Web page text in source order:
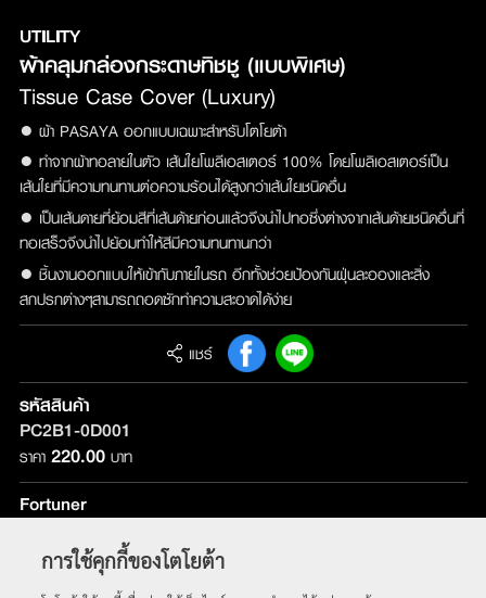
UTILITY
ผ้าคลุมกล่องกระดาษทิชชู (แบบพิเศษ)
Tissue Case Cover (Luxury)
● ผ้า PASAYA ออกแบบเฉพาะสำหรับโตโยต้า
● ทำจากผ้าทอลายในตัว เส้นใยโพลีเอสเตอร์ 100% โดยโพลิเอสเตอร์เป็น
เส้นใยที่มีความทนทานต่อความร้อนได้สูงกว่าเส้นใยชนิดอื่น
● เป็นเส้นดายที่ย้อมสีที่เส้นด้ายก่อนแล้วจึงนำไปทอซึ่งต่างจากเส้นด้ายชนิดอื่นที่
ทอเสร็วจึงนำไปย้อมทำให้สีมีความทนทานกว่า
● ชิ้นงานออกแบบให้เข้ากับภายในรถ อีกทั้งช่วยป้องกันฝุ่นละอองและสิ่ง
สกปรกต่างๆสามารถถอดซักทำความสะอาดได้ง่าย
แชร์
รหัสสินค้า
PC2B1-0D001
ราคา 220.00บาท
Fortuner
หน้าหลัก
การใช้คุกกี้ของโตโยต้า